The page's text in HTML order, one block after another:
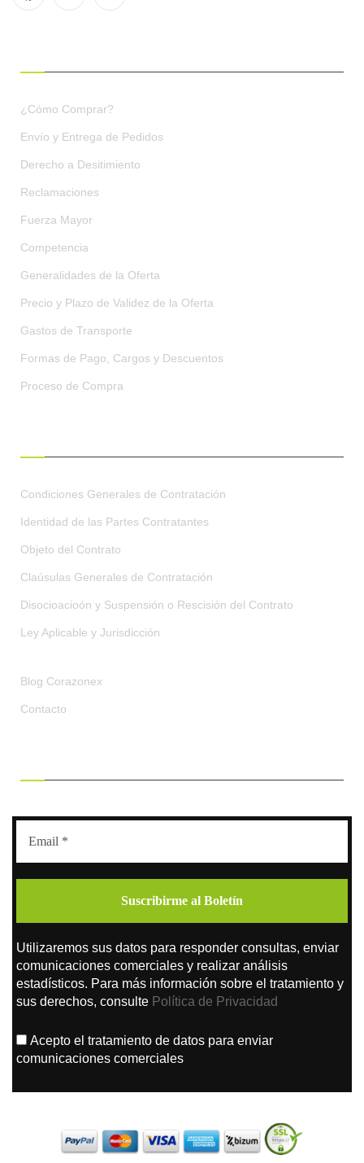
¿Cómo Comprar?
Envío y Entrega de Pedidos
Derecho a Desitimiento
Reclamaciones
Fuerza Mayor
Competencia
Generalidades de la Oferta
Precio y Plazo de Validez de la Oferta
Gastos de Transporte
Formas de Pago, Cargos y Descuentos
Proceso de Compra
Condiciones Generales de Contratación
Identidad de las Partes Contratantes
Objeto del Contrato
Claúsulas Generales de Contratación
Disocioacioón y Suspensión o Rescisión del Contrato
Ley Aplicable y Jurisdicción
Blog Corazonex
Contacto
Utilizaremos sus datos para responder consultas, enviar
comunicaciones comerciales y realizar análisis
estadísticos. Para más información sobre el tratamiento y
sus derechos, consulte Política de Privacidad
Acepto el tratamiento de datos para enviar
comunicaciones comerciales